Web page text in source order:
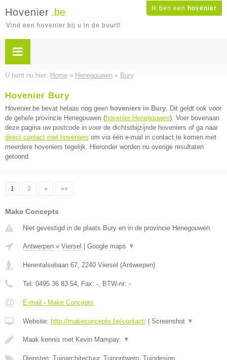
Ik ben een hovenier
Hovenier .be
Vind een hovenier bij u in de buurt!
U bent nu hier: Home » Henegouwen » Bury
Hovenier Bury
Hovenier.be bevat helaas nog geen hoveniers in Bury. Dit geldt ook voor
de gehele provincie Henegouwen (hovenier Henegouwen). Voer bovenaan
deze pagina uw postcode in voor de dichtstbijzijnde hoveniers of ga naar
direct contact met hoveniers om via één e-mail in contact te komen met
meerdere hoveniers tegelijk. Hieronder worden nu overige resultaten
getoond.
1 2 » »»
Make Concepts
Niet gevestigd in de plaats Bury en in de provincie Henegouwen.
Antwerpen » Viersel Google maps ▼
Herentalsebaan 67, 2240 Viersel (Antwerpen)
Tel: 0495 36 83 54, Fax: -, BTW-nr: -
E-mail › Make Concepts
Website: http://makeconcepts.be/contact/ Screenshot ▼
Maak kennis met Kevin Mampay. ▼
Diensten: Tuinarchitectuur, Tuinontwerp, Tuindesign